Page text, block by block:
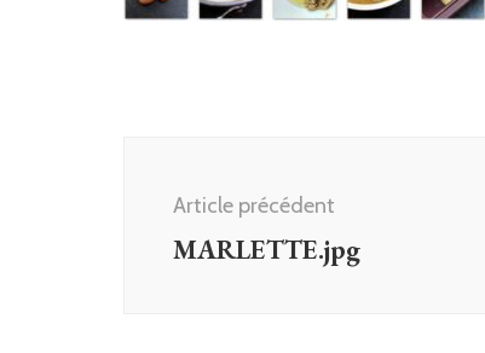
d'article
Article précédent
MARLETTE.jpg